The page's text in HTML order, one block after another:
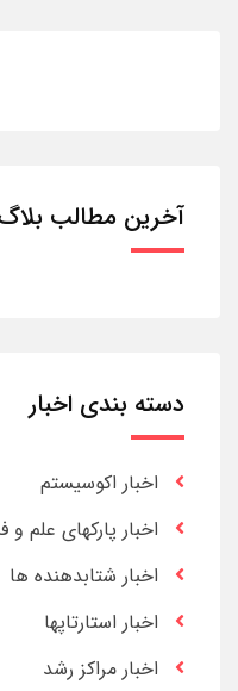
آخرین مطالب
دسته بندی اخبار
اخبار اکوسیستم
اخبار پارکهای علم و
اخبار شتابدهنده ها
اخبار استارتاپها
اخبار مراکز رشد